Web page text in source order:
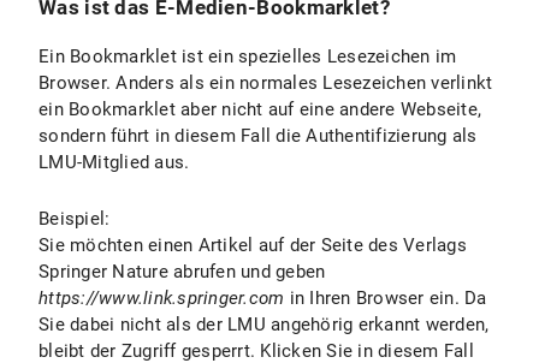
Was ist das E-Medien-Bookmarklet?
Ein Bookmarklet ist ein spezielles Lesezeichen im
Browser. Anders als ein normales Lesezeichen verlinkt
ein Bookmarklet aber nicht auf eine andere Webseite,
sondern führt in diesem Fall die Authentifizierung als
LMU-Mitglied aus.
Beispiel:
Sie möchten einen Artikel auf der Seite des Verlags
Springer Nature abrufen und geben
https://www.link.springer.com in Ihren Browser ein. Da
Sie dabei nicht als der LMU angehörig erkannt werden,
bleibt der Zugriff gesperrt. Klicken Sie in diesem Fall